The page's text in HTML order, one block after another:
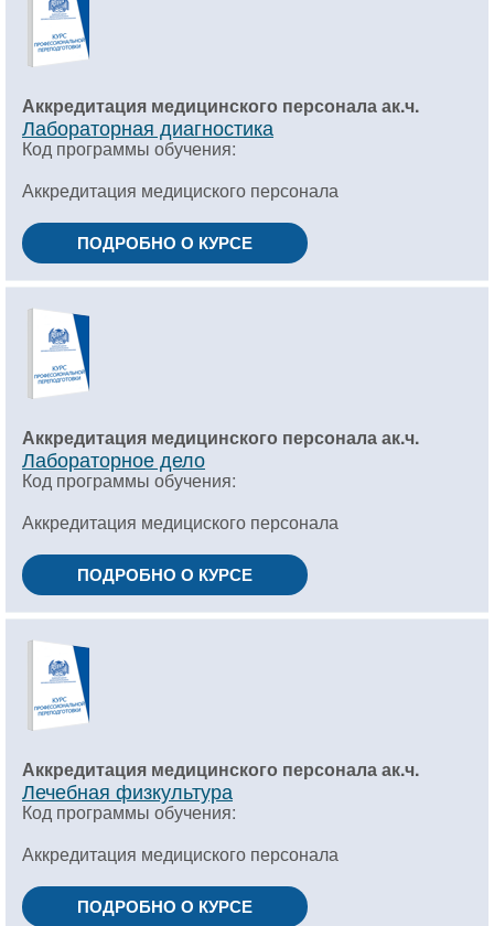
Аккредитация медицинского персонала ак.ч.
Лабораторная диагностика
Код программы обучения:
Аккредитация медициского персонала
ПОДРОБНО О КУРСЕ
Аккредитация медицинского персонала ак.ч.
Лабораторное дело
Код программы обучения:
Аккредитация медициского персонала
ПОДРОБНО О КУРСЕ
Аккредитация медицинского персонала ак.ч.
Лечебная физкультура
Код программы обучения:
Аккредитация медициского персонала
ПОДРОБНО О КУРСЕ